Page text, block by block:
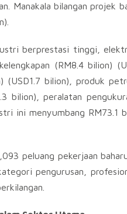
Manakala bilangan projek
berprestasi tinggi,
(RM8.4 bilion)
(USD1.7 bilion), produk
bilion), peralatan
ini menyumbang RM73.1
peluang pekerjaan
pengurusan,